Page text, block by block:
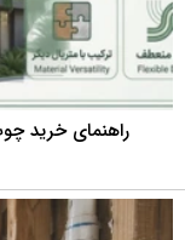
راهنمای خرید